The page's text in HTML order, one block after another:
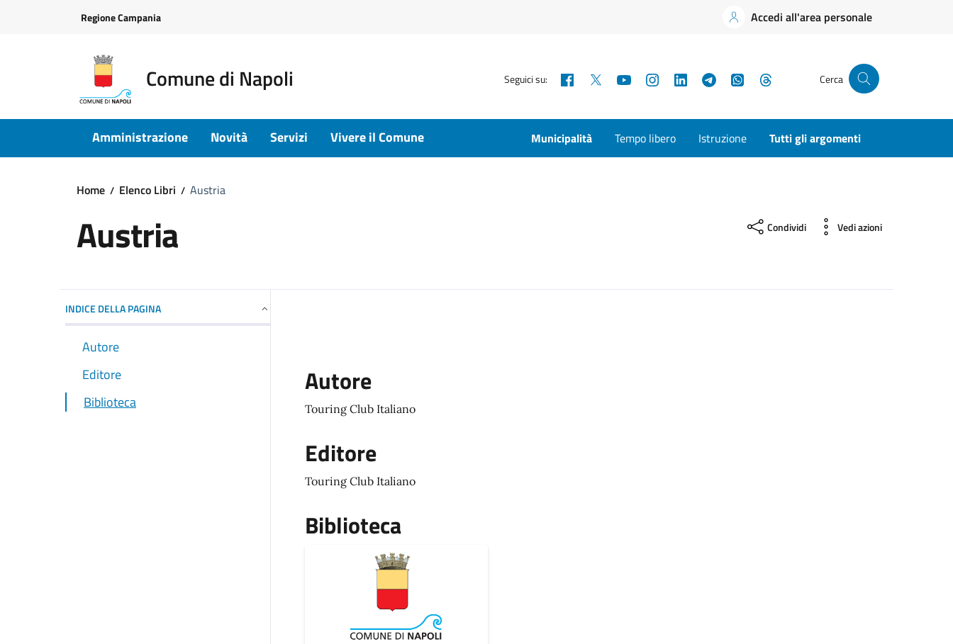
Regione Campania Accedi all'area personale
Comune di Napoli Seguici su: Facebook YouTubeInstagramLinkedInTelegramWhatsApp Cerca
Amministrazione Novità Servizi Vivere il Comune Municipalità Tempo libero Istruzione Tutti gli argomenti
Home Elenco Libri Austria
Austria Condividi Vedi azioni
INDICE DELLA PAGINA
Autore
Editore
Biblioteca
Autore
Touring Club Italiano
Editore
Touring Club Italiano
Biblioteca